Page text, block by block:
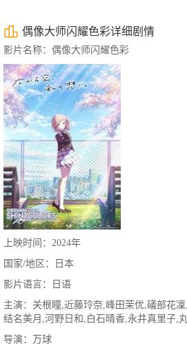
偶像大师闪耀色彩详细剧情
影片名称：偶像大师闪耀色彩
上映时间：2024年
国家/地区：日本
影片语言：日语
主演：关根瞳,近藤玲奈,峰田茉优,礒部花
结名美月,河野日和,白石晴香,永井真里子,
导演：万球